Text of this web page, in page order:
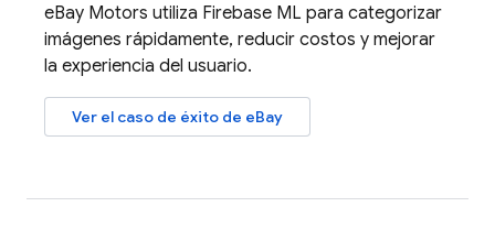
eBay Motors utiliza Firebase ML para categorizar
imágenes rápidamente, reducir costos y mejorar
la experiencia del usuario.
Ver el caso de éxito de eBay